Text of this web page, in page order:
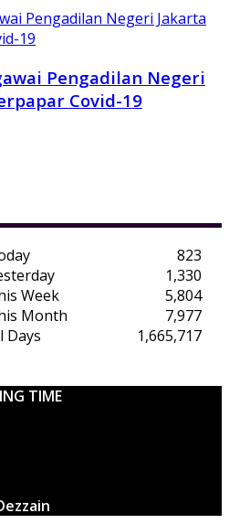
Pengadilan Negeri
Covid-19
823
1,330
Week
5,804
Month
7,977
Days
1,665,717
TIME